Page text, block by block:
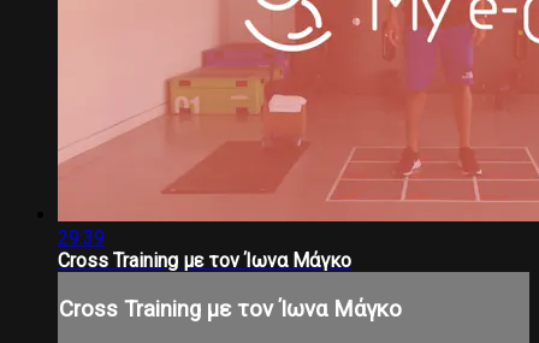
29:39
Cross Training με τον Ίωνα Μάγκο
Cross Training με τον Ίωνα Μάγκο